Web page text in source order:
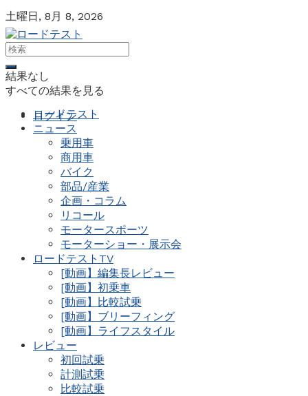
土曜日, 8月 8, 2026
結果なし
すべての結果を見る
ログイン
ロードテスト
ニュース
乗用車
商用車
バイク
部品/産業
企画・コラム
リコール
モータースポーツ
モーターショー・展示会
ロードテストTV
[動画】編集長レビュー
[動画】初乗車
[動画】比較試乗
[動画】ブリーフィング
[動画】ライフスタイル
レビュー
初回試乗
計測試乗
比較試乗